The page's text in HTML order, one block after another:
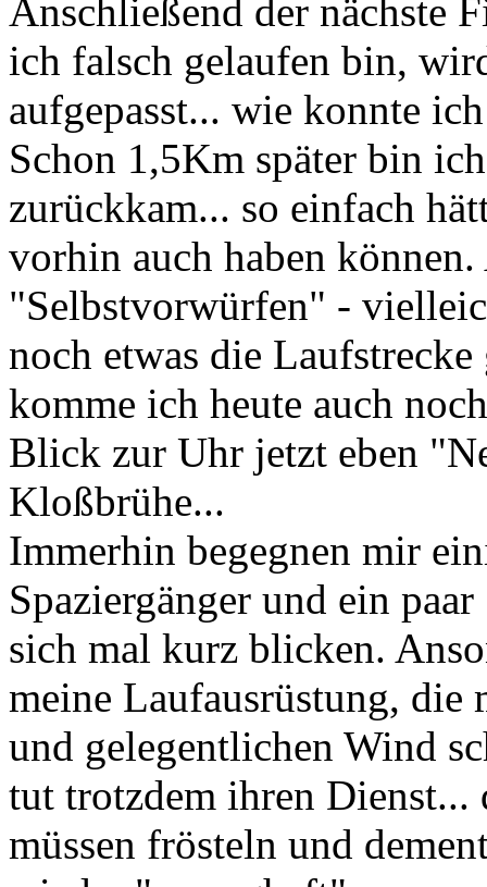
Anschließend der nächste
ich falsch gelaufen bin,
aufgepasst... wie konnte
Schon 1,5Km später bin
zurückkam... so einfach
vorhin auch haben
"Selbstvorwürfen" -
noch etwas die
komme ich heute auch
Blick zur Uhr jetzt eben
Kloßbrühe...
Immerhin begegnen mir
Spaziergänger und ein
sich mal kurz blicken.
meine Laufausrüstung, die
und gelegentlichen Wind
tut trotzdem ihren Dienst...
müssen frösteln und